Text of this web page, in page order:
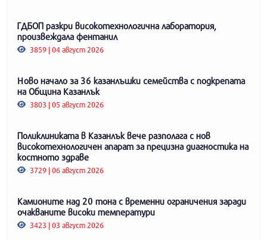
ГДБОП разкри високотехнологична лаборатория,
произвеждала фентанил
3859 | 04 август 2026
Ново начало за 36 казанлъшки семейства с подкрепата
на Община Казанлък
3803 | 05 август 2026
Поликлиниката в Казанлък вече разполага с нов
високотехнологичен апарат за прецизна диагностика на
костното здраве
3729 | 06 август 2026
Камионите над 20 тона с временни ограничения заради
очакваните високи температури
3423 | 03 август 2026